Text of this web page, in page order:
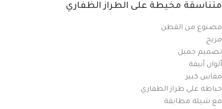
متناسقة مخيطة على الطراز الظفاري
مصنوع من القطن
مريح
تصميم جميل
ألوان أنيقة
مقاس كبير
خياطة على طراز الظفاري
مع شيلة مطابقة